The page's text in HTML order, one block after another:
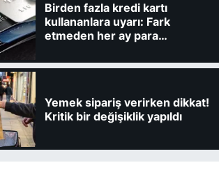
Birden fazla kredi kartı
kullananlara uyarı: Fark
etmeden her ay para
Yemek sipariş verirken dikkat!
Kritik bir değişiklik yapıldı